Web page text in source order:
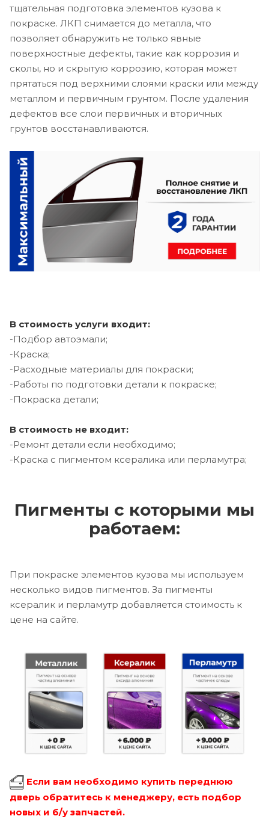
тщательная подготовка элементов кузова к
покраске. ЛКП снимается до металла, что
позволяет обнаружить не только явные
поверхностные дефекты, такие как коррозия и
сколы, но и скрытую коррозию, которая может
прятаться под верхними слоями краски или между
металлом и первичным грунтом. После удаления
дефектов все слои первичных и вторичных
грунтов восстанавливаются.
В стоимость услуги входит:
-Подбор автоэмали;
-Краска;
-Расходные материалы для покраски;
-Работы по подготовки детали к покраске;
-Покраска детали;
В стоимость не входит:
-Ремонт детали если необходимо;
-Краска с пигментом ксералика или перламутра;
Пигменты с которыми мы
работаем:
При покраске элементов кузова мы используем
несколько видов пигментов. За пигменты
ксералик и перламутр добавляется стоимость к
цене на сайте.
Если вам необходимо купить переднюю
дверь обратитесь к менеджеру, есть подбор
новых и б/у запчастей.